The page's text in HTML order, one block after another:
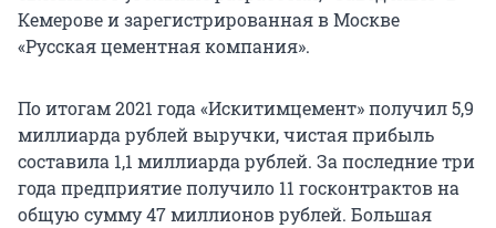
Кемерове и зарегистрированная в Москве
«Русская цементная компания».
По итогам 2021 года «Искитимцемент» получил 5,9
миллиарда рублей выручки, чистая прибыль
составила 1,1 миллиарда рублей. За последние три
года предприятие получило 11 госконтрактов на
общую сумму 47 миллионов рублей. Большая